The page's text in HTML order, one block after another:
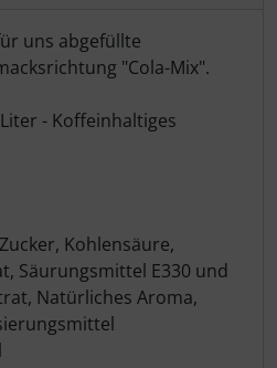
uns abgefüllte
"Cola-Mix".
- Koffeinhaltiges
Kohlensäure,
Säurungsmittel E330 und
Natürliches Aroma,